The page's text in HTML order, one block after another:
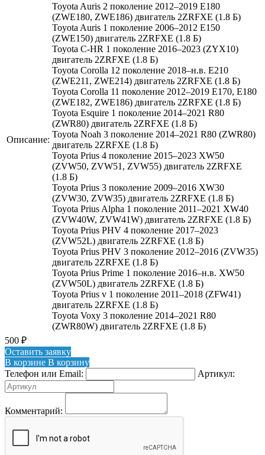
Описание:
Toyota Auris 2 поколение 2012–2019 E180
(ZWE180, ZWE186) двигатель 2ZRFXE (1.8 Б)
Toyota Auris 1 поколение 2006–2012 E150
(ZWE150) двигатель 2ZRFXE (1.8 Б)
Toyota C-HR 1 поколение 2016–2023 (ZYX10)
двигатель 2ZRFXE (1.8 Б)
Toyota Corolla 12 поколение 2018–н.в. E210
(ZWE211, ZWE214) двигатель 2ZRFXE (1.8 Б)
Toyota Corolla 11 поколение 2012–2019 E170, E180
(ZWE182, ZWE186) двигатель 2ZRFXE (1.8 Б)
Toyota Esquire 1 поколение 2014–2021 R80
(ZWR80) двигатель 2ZRFXE (1.8 Б)
Toyota Noah 3 поколение 2014–2021 R80 (ZWR80)
двигатель 2ZRFXE (1.8 Б)
Toyota Prius 4 поколение 2015–2023 XW50
(ZVW50, ZVW51, ZVW55) двигатель 2ZRFXE
(1.8 Б)
Toyota Prius 3 поколение 2009–2016 XW30
(ZVW30, ZVW35) двигатель 2ZRFXE (1.8 Б)
Toyota Prius Alpha 1 поколение 2011–2021 XW40
(ZVW40W, ZVW41W) двигатель 2ZRFXE (1.8 Б)
Toyota Prius PHV 4 поколение 2017–2023
(ZVW52L) двигатель 2ZRFXE (1.8 Б)
Toyota Prius PHV 3 поколение 2012–2016 (ZVW35)
двигатель 2ZRFXE (1.8 Б)
Toyota Prius Prime 1 поколение 2016–н.в. XW50
(ZVW50L) двигатель 2ZRFXE (1.8 Б)
Toyota Prius v 1 поколение 2011–2018 (ZFW41)
двигатель 2ZRFXE (1.8 Б)
Toyota Voxy 3 поколение 2014–2021 R80
(ZWR80W) двигатель 2ZRFXE (1.8 Б)
500 ₽
Оставить заявку
В корзине В корзину
Телефон или Email:
Артикул:
Комментарий: